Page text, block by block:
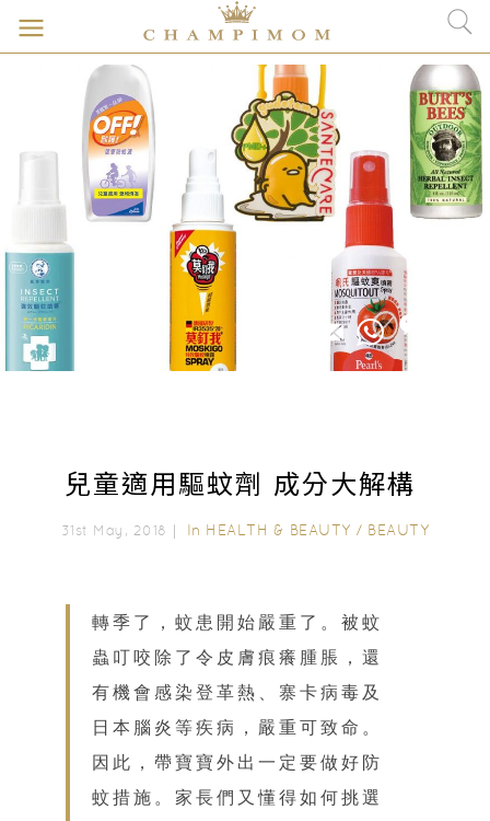
兒童適用驅蚊劑 成分大解構
31st May, 2018｜ In HEALTH & BEAUTY / BEAUTY
轉季了，蚊患開始嚴重了。被蚊
蟲叮咬除了令皮膚痕癢腫脹，還
有機會感染登革熱、寨卡病毒及
日本腦炎等疾病，嚴重可致命。
因此，帶寶寶外出一定要做好防
蚊措施。家長們又懂得如何挑選